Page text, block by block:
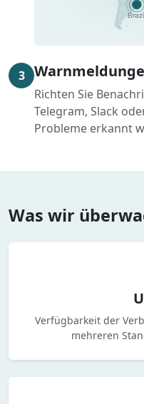
3
Richten Sie
Telegram, Slack
Probleme erkannt
Was wir
Verfügbarkeit der
mehreren